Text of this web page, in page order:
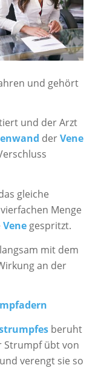
und gehört
und der Arzt
derVene
gleiche
Menge
Venegespritzt.
mit dem
an der
beruht
Strumpf übt von
verengt sie so